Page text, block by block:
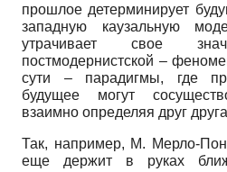
прошлое детерминирует
западную каузальную
утрачивает свое
постмодернистской –
сути – парадигмы, где
будущее могут
взаимно определяя друг
Так, например, М. Мерло-
еще держит в руках